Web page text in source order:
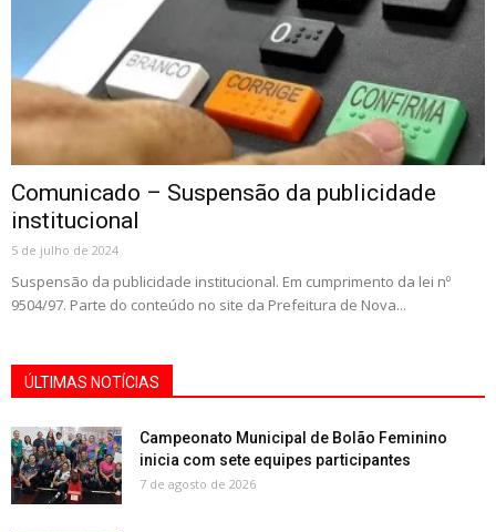
Comunicado – Suspensão da publicidade
institucional
5 de julho de 2024
Suspensão da publicidade institucional. Em cumprimento da lei nº
9504/97. Parte do conteúdo no site da Prefeitura de Nova...
ÚLTIMAS NOTÍCIAS
Campeonato Municipal de Bolão Feminino
inicia com sete equipes participantes
7 de agosto de 2026